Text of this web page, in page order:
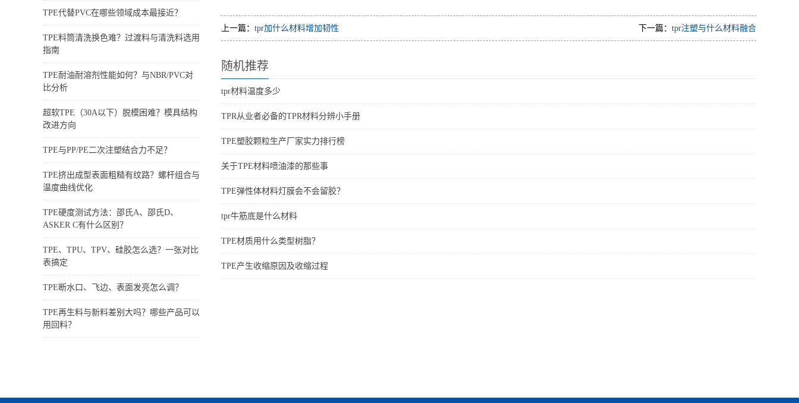
TPE代替PVC在哪些领域成本最接近？
TPE料筒清洗换色难？过渡料与清洗料选用
指南
TPE耐油耐溶剂性能如何？与NBR/PVC对
比分析
超软TPE（30A以下）脱模困难？模具结构
改进方向
TPE与PP/PE二次注塑结合力不足？
TPE挤出成型表面粗糙有纹路？螺杆组合与
温度曲线优化
TPE硬度测试方法：邵氏A、邵氏D、
ASKER C有什么区别？
TPE、TPU、TPV、硅胶怎么选？一张对比
表搞定
TPE断水口、飞边、表面发亮怎么调？
TPE再生料与新料差别大吗？哪些产品可以
用回料？
上一篇： tpr加什么材料增加韧性 下一篇： tpr注塑与什么材料融合
随机推荐
tpr材料温度多少
TPR从业者必备的TPR材料分辨小手册
TPE塑胶颗粒生产厂家实力排行榜
关于TPE材料喷油漆的那些事
TPE弹性体材料灯膜会不会留胶？
tpr牛筋底是什么材料
TPE材质用什么类型树脂？
TPE产生收缩原因及收缩过程